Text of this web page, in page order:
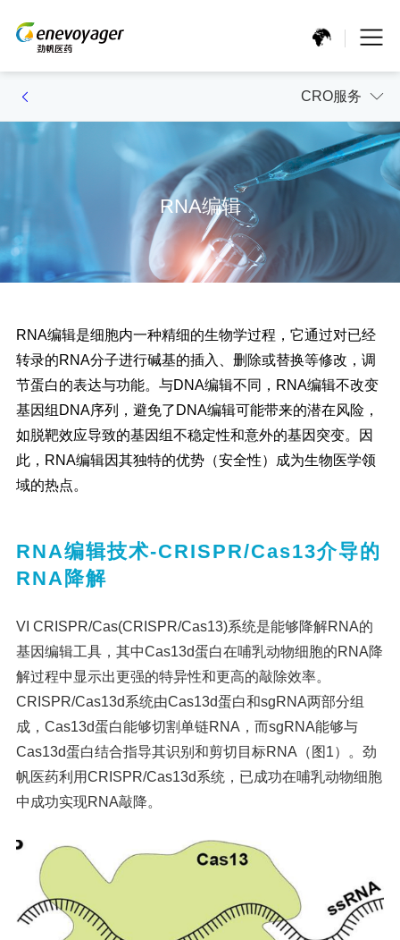
CRO服务
RNA编辑
RNA编辑是细胞内一种精细的生物学过程，它通过对已经
转录的RNA分子进行碱基的插入、删除或替换等修改，调
节蛋白的表达与功能。与DNA编辑不同，RNA编辑不改变
基因组DNA序列，避免了DNA编辑可能带来的潜在风险，
如脱靶效应导致的基因组不稳定性和意外的基因突变。因
此，RNA编辑因其独特的优势（安全性）成为生物医学领
域的热点。
RNA编辑技术-CRISPR/Cas13介导的
RNA降解
VI CRISPR/Cas(CRISPR/Cas13)系统是能够降解RNA的
基因编辑工具，其中Cas13d蛋白在哺乳动物细胞的RNA降
解过程中显示出更强的特异性和更高的敲除效率。
CRISPR/Cas13d系统由Cas13d蛋白和sgRNA两部分组
成，Cas13d蛋白能够切割单链RNA，而sgRNA能够与
Cas13d蛋白结合指导其识别和剪切目标RNA（图1）。劲
帆医药利用CRISPR/Cas13d系统，已成功在哺乳动物细胞
中成功实现RNA敲降。